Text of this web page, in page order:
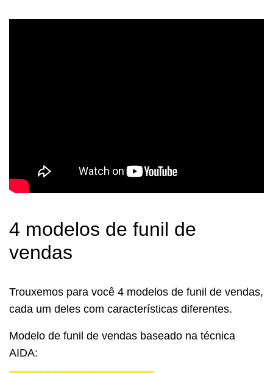
4 modelos de funil de
vendas
Trouxemos para você 4 modelos de funil de vendas,
cada um deles com características diferentes.
Modelo de funil de vendas baseado na técnica
AIDA: